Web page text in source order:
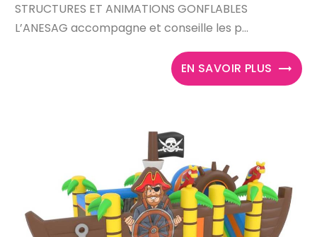
STRUCTURES ET ANIMATIONS GONFLABLES
L’ANESAG accompagne et conseille les p...
EN SAVOIR PLUS